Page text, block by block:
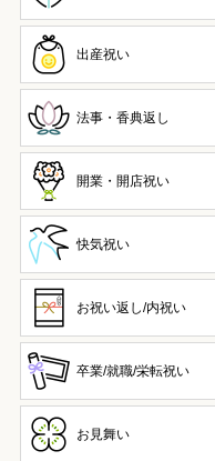
出産祝い
法事・香典返し
開業・開店祝い
快気祝い
お祝い返し/内祝い
卒業/就職/栄転祝い
お見舞い